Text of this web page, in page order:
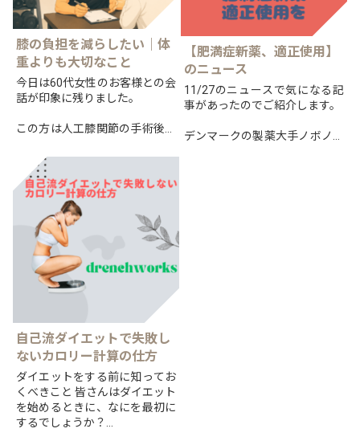
膝の負担を減らしたい｜体
重よりも大切なこと
今日は60代女性のお客様との会
話が印象に残りました。
この方は人工膝関節の手術後、
ていましたが、現在では以前と
は比べものにならないほど動け
るようになっています。
そんな...
【肥満症新薬、適正使用】
のニュース
11/27のニュースで気になる記
事があったのでご紹介します。
デンマークの製薬大手ノボノル
自己流ダイエットで失敗し
ないカロリー計算の仕方
ダイエットをする前に知ってお
くべきこと 皆さんはダイエット
を始めるときに、なにを最初に
するでしょうか？